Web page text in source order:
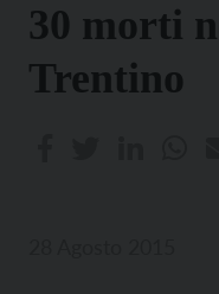
30 morti
Trentino